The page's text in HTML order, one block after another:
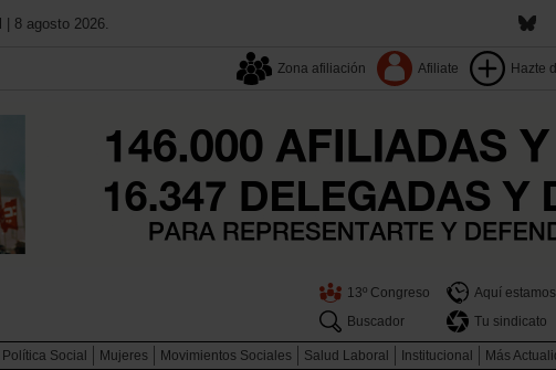
| 8 agosto 2026.
Zona afiliación Afiliate Hazte
13º Congreso Aquí estamos
Buscador
Tu sindicato
Política Social Mujeres Movimientos Sociales Salud Laboral Institucional Más